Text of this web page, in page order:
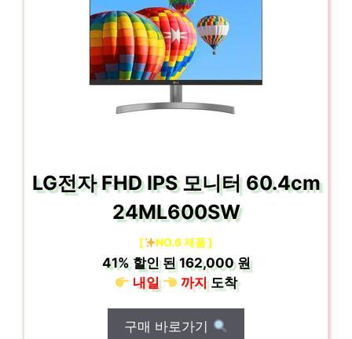
LG전자 FHD IPS 모니터 60.4cm
24ML600SW
[ NO.6 제품 ]
41%할인 된162,000 원
내일
까지도착
구매 바로가기